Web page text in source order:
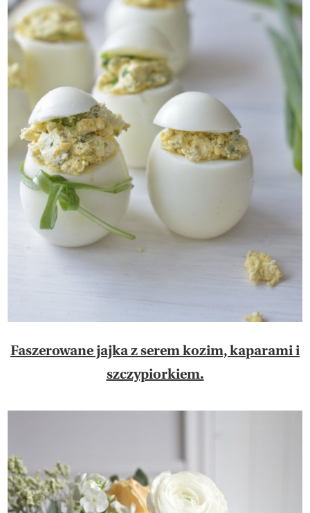
Faszerowane jajka z serem kozim, kaparami i
szczypiorkiem.